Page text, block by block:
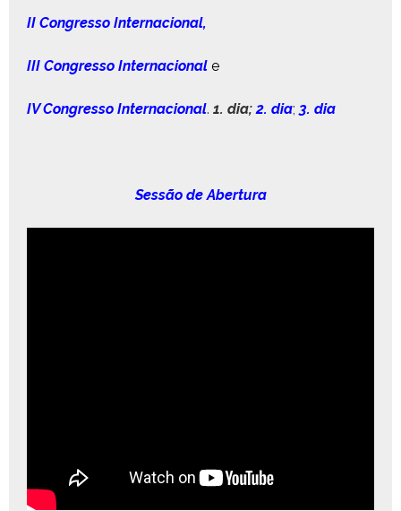
II Con­gres­so Internacional,
III Con­gres­so Inter­na­cional e
IV Con­gres­so Inter­na­cional. 1. dia; 2. dia; 3. dia
Sessão de Abertura